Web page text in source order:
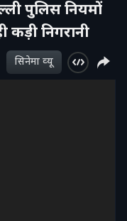
पुलिस नियमों
कड़ी निगरानी
सिनेमा व्‍यू